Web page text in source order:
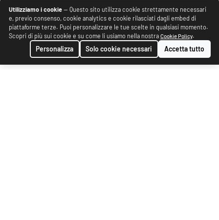
Utilizziamo i cookie— Questo sito utilizza cookie strettamente necessari
e, previo consenso, cookie analytics e cookie rilasciati dagli embed di
piattaforme terze. Puoi personalizzare le tue scelte in qualsiasi momento.
Scopri di più sui cookie e su come li usiamo nella nostra Cookie Policy.
Personalizza Solo cookie necessari Accetta tutto